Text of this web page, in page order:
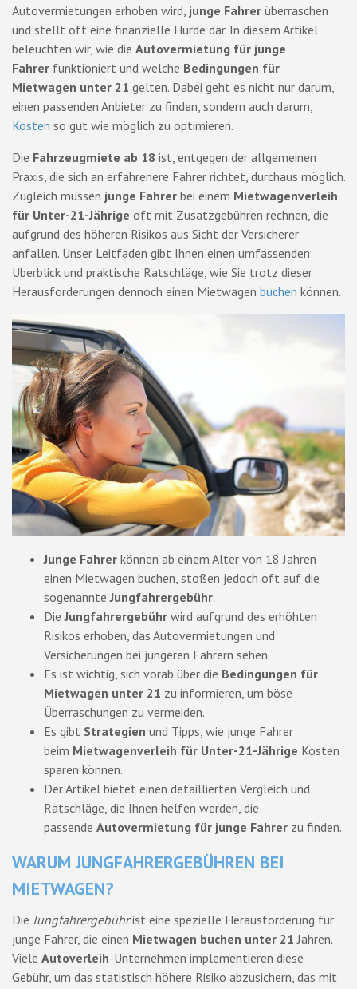
Autovermietungen erhoben wird, junge Fahrer überraschen
und stellt oft eine finanzielle Hürde dar. In diesem Artikel
beleuchten wir, wie die Autovermietung für junge
Fahrer funktioniert und welche Bedingungen für
Mietwagen unter 21 gelten. Dabei geht es nicht nur darum,
einen passenden Anbieter zu finden, sondern auch darum,
Kosten so gut wie möglich zu optimieren.
Die Fahrzeugmiete ab 18 ist, entgegen der allgemeinen
Praxis, die sich an erfahrenere Fahrer richtet, durchaus möglich.
Zugleich müssen junge Fahrer bei einem Mietwagenverleih
für Unter-21-Jährige oft mit Zusatzgebühren rechnen, die
aufgrund des höheren Risikos aus Sicht der Versicherer
anfallen. Unser Leitfaden gibt Ihnen einen umfassenden
Überblick und praktische Ratschläge, wie Sie trotz dieser
Herausforderungen dennoch einen Mietwagen buchen können.
Junge Fahrer können ab einem Alter von 18 Jahren
einen Mietwagen buchen, stoßen jedoch oft auf die
sogenannteJungfahrergebühr.
DieJungfahrergebühr wird aufgrund des erhöhten
Risikos erhoben, das Autovermietungen und
Versicherungen bei jüngeren Fahrern sehen.
Es ist wichtig, sich vorab über die Bedingungen für
Mietwagen unter 21 zu informieren, um böse
Überraschungen zu vermeiden.
Es gibt Strategien und Tipps, wie junge Fahrer
beim Mietwagenverleih für Unter-21-Jährige Kosten
sparen können.
Der Artikel bietet einen detaillierten Vergleich und
Ratschläge, die Ihnen helfen werden, die
passende Autovermietung für junge Fahrer zu finden.
WARUM JUNGFAHRERGEBÜHREN BEI
MIETWAGEN?
Die Jungfahrergebührist eine spezielle Herausforderung für
junge Fahrer, die einen Mietwagen buchen unter 21 Jahren.
Viele Autoverleih-Unternehmen implementieren diese
Gebühr, um das statistisch höhere Risiko abzusichern, das mit